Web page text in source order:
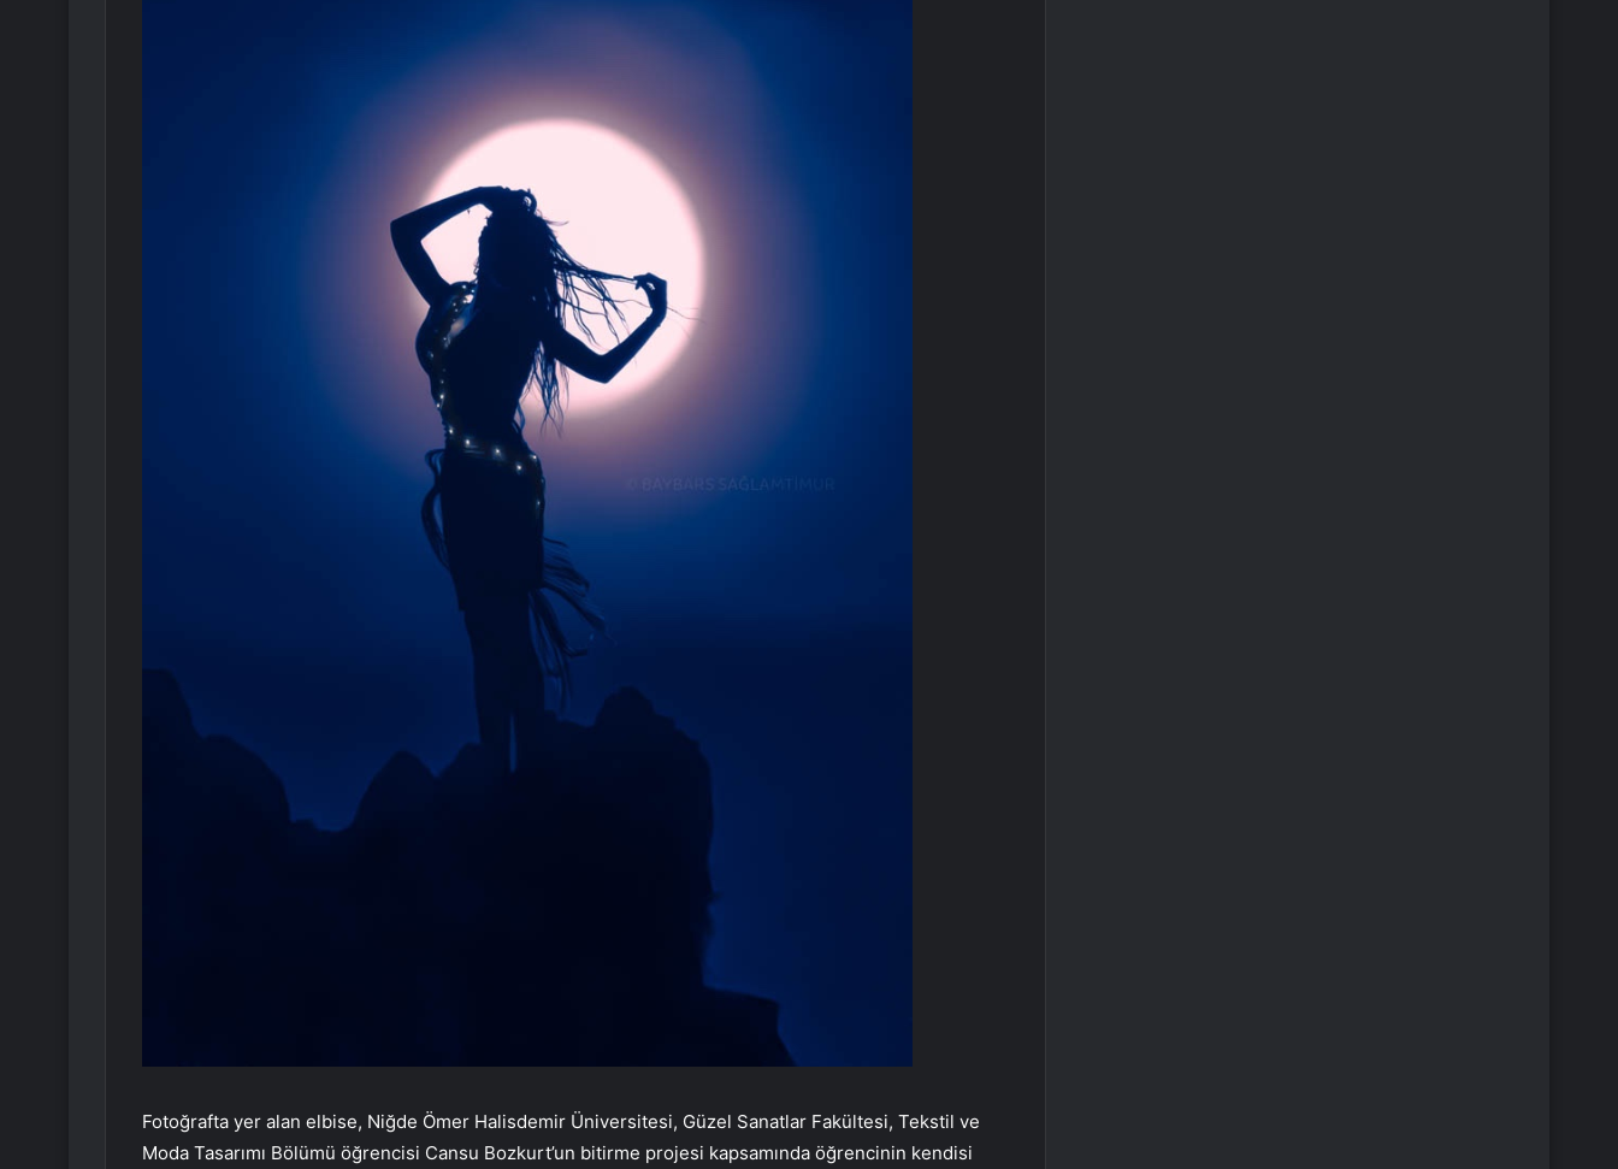
Fotoğrafta yer alan elbise, Niğde Ömer Halisdemir Üniversitesi, Güzel Sanatlar Fakültesi, Tekstil ve
Moda Tasarımı Bölümü öğrencisi Cansu Bozkurt’un bitirme projesi kapsamında öğrencinin kendisi